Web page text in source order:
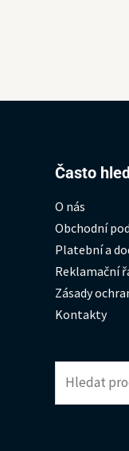
Často
O nás
Obchodní
Platební a
Reklamační
Zásady
Kontakty
Hledat: